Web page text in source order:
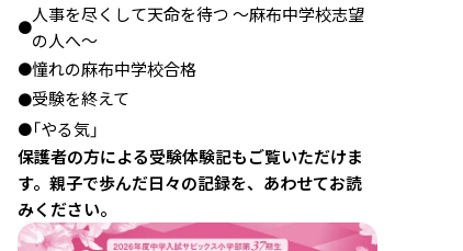
●
人事を尽くして天命を待つ ～麻布中学校志望
の人へ～
●憧れの麻布中学校合格
●受験を終えて
●「やる気」
保護者の方による受験体験記もご覧いただけま
す。親子で歩んだ日々の記録を、あわせてお読
みください。